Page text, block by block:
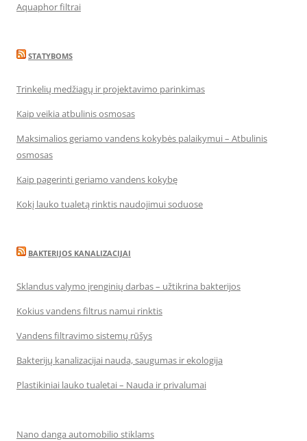
Aquaphor filtrai
STATYBOMS
Trinkelių medžiagų ir projektavimo parinkimas
Kaip veikia atbulinis osmosas
Maksimalios geriamo vandens kokybės palaikymui – Atbulinis
osmosas
Kaip pagerinti geriamo vandens kokybę
Kokį lauko tualetą rinktis naudojimui soduose
BAKTERIJOS KANALIZACIJAI
Sklandus valymo įrenginių darbas – užtikrina bakterijos
Kokius vandens filtrus namui rinktis
Vandens filtravimo sistemų rūšys
Bakterijų kanalizacijai nauda, saugumas ir ekologija
Plastikiniai lauko tualetai – Nauda ir privalumai
Nano danga automobilio stiklams